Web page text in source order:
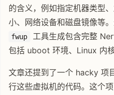
的含义，例如指定机器类型
小、网络设备和磁盘镜像等
fwup
工具生成包含完整
包括 uboot 环境、Linux 内核
文章还提到了一个 hacky 项
行这些虚拟机的代码。这个